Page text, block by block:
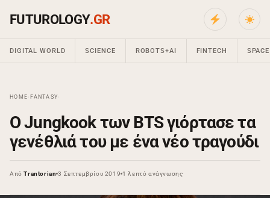
FUTUROLOGY.GR
DIGITAL WORLD SCIENCE ROBOTS+AI FINTECH SPACE
HOME FANTASY
Ο Jungkook των BTS γιόρτασε τα
γενέθλιά του με ένα νέο τραγούδι
ΑπόTrantorian 3 Σεπτεμβρίου 2019 1 λεπτό ανάγνωσης